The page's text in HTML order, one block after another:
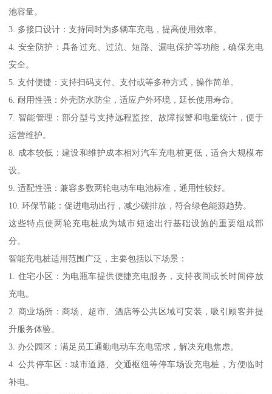
池容量。
3. 多接口设计：支持同时为多辆车充电，提高使用效率。
4. 安全防护：具备过充、过流、短路、漏电保护等功能，确保充电
安全。
5. 支付便捷：支持扫码支付、支付或等多种方式，操作简单。
6. 耐用性强：外壳防水防尘，适应户外环境，延长使用寿命。
7. 智能管理：部分型号支持远程监控、故障报警和电量统计，便于
运营维护。
8. 成本较低：建设和维护成本相对汽车充电桩更低，适合大规模布
设。
9. 适配性强：兼容多数两轮电动车电池标准，通用性较好。
10. 环保节能：促进电动出行，减少碳排放，符合绿色能源趋势。
这些特点使两轮充电桩成为城市短途出行基础设施的重要组成部
分。
智能充电桩适用范围广泛，主要包括以下场景：
1. 住宅小区：为电瓶车提供便捷充电服务，支持夜间或长时间停放
充电。
2. 商业场所：商场、超市、酒店等公共区域可安装，吸引顾客并提
升服务体验。
3. 办公园区：满足员工通勤电动车充电需求，解决充电焦虑。
4. 公共停车区：城市道路、交通枢纽等停车场设充电桩，方便临时
补电。